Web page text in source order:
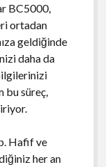
BC5000,
ortadan
geldiğinde
daha da
bu süreç,
Hafif ve
her an